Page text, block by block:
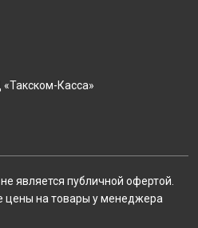
Касса»
является публичной офертой.
цены на товары у менеджера